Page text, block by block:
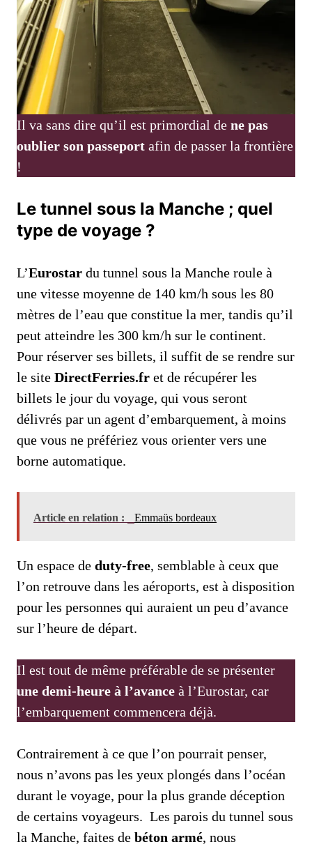
Il va sans dire qu’il est primordial de ne pas
oublier son passeport afin de passer la frontière
!
Le tunnel sous la Manche ; quel
type de voyage ?
L’Eurostar du tunnel sous la Manche roule à
une vitesse moyenne de 140 km/h sous les 80
mètres de l’eau que constitue la mer, tandis qu’il
peut atteindre les 300 km/h sur le continent.
Pour réserver ses billets, il suffit de se rendre sur
le site DirectFerries.fr et de récupérer les
billets le jour du voyage, qui vous seront
délivrés par un agent d’embarquement, à moins
que vous ne préfériez vous orienter vers une
borne automatique.
Article en relation : Emmaüs bordeaux
Un espace de duty-free, semblable à ceux que
l’on retrouve dans les aéroports, est à disposition
pour les personnes qui auraient un peu d’avance
sur l’heure de départ.
Il est tout de même préférable de se présenter
une demi-heure à l’avance à l’Eurostar, car
l’embarquement commencera déjà.
Contrairement à ce que l’on pourrait penser,
nous n’avons pas les yeux plongés dans l’océan
durant le voyage, pour la plus grande déception
de certains voyageurs. Les parois du tunnel sous
la Manche, faites de béton armé, nous